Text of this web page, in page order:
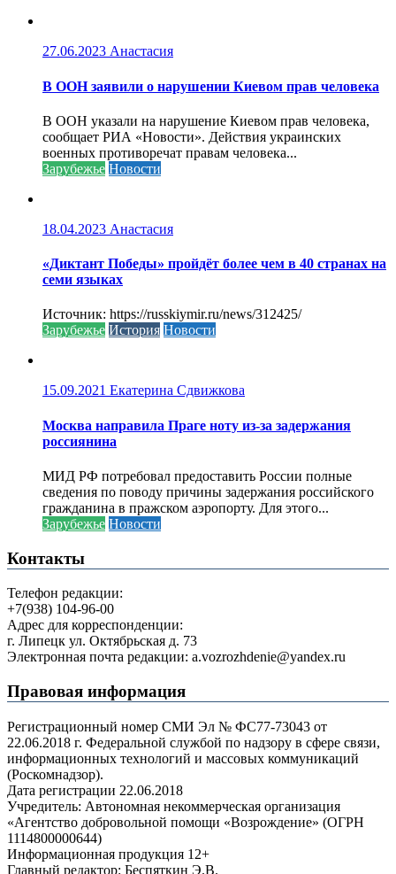
27.06.2023 Анастасия
В ООН заявили о нарушении Киевом прав человека
В ООН указали на нарушение Киевом прав человека,
сообщает РИА «Новости». Действия украинских
военных противоречат правам человека...
Зарубежье Новости
18.04.2023 Анастасия
«Диктант Победы» пройдёт более чем в 40 странах на
семи языках
Источник: https://russkiymir.ru/news/312425/
Зарубежье История Новости
15.09.2021 Екатерина Сдвижкова
Москва направила Праге ноту из-за задержания
россиянина
МИД РФ потребовал предоставить России полные
сведения по поводу причины задержания российского
гражданина в пражском аэропорту. Для этого...
Зарубежье Новости
Контакты
Телефон редакции:
+7(938) 104-96-00
Адрес для корреспонденции:
г. Липецк ул. Октябрьская д. 73
Электронная почта редакции: a.vozrozhdenie@yandex.ru
Правовая информация
Регистрационный номер СМИ Эл № ФС77-73043 от
22.06.2018 г. Федеральной службой по надзору в сфере связи,
информационных технологий и массовых коммуникаций
(Роскомнадзор).
Дата регистрации 22.06.2018
Учредитель: Автономная некоммерческая организация
«Агентство добровольной помощи «Возрождение» (ОГРН
1114800000644)
Информационная продукция 12+
Главный редактор: Беспяткин Э.В.